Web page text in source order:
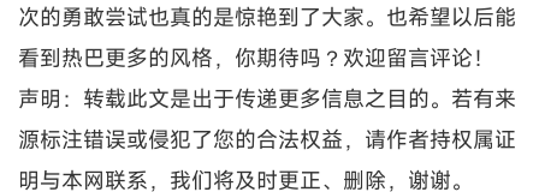
次的勇敢尝试也真的是惊艳到了大家。也希望以后能
看到热巴更多的风格，你期待吗？欢迎留言评论！
声明：转载此文是出于传递更多信息之目的。若有来
源标注错误或侵犯了您的合法权益，请作者持权属证
明与本网联系，我们将及时更正、删除，谢谢。